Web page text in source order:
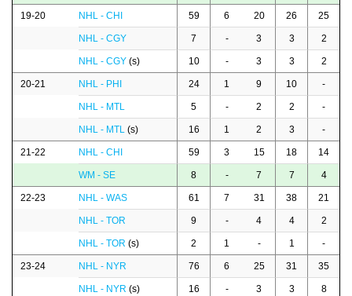
19-20 NHL - CHI 59 6 20 26 25
NHL - CGY 7 - 3 3 2
NHL - CGY (s) 10 - 3 3 2
20-21 NHL - PHI 24 1 9 10 -
NHL - MTL 5 - 2 2 -
NHL - MTL (s) 16 1 2 3 -
21-22 NHL - CHI 59 3 15 18 14
WM - SE 8 - 7 7 4
22-23 NHL - WAS 61 7 31 38 21
NHL - TOR 9 - 4 4 2
NHL - TOR (s) 2 1 - 1 -
23-24 NHL - NYR 76 6 25 31 35
NHL - NYR (s) 16 - 3 3 8